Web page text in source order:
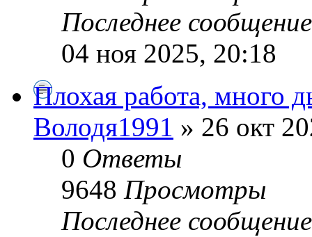
Последнее
04 ноя 2025, 20:18
Плохая работа, много
Володя1991 » 26 окт
0 Ответы
9648 Просмотры
Последнее